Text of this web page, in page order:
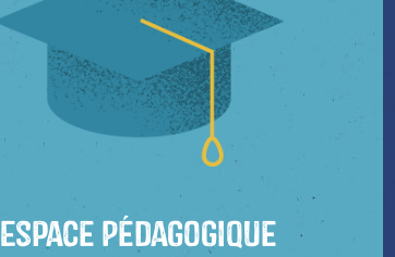
Espace Pédagogique